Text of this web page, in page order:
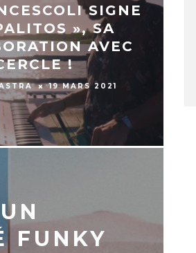
SIGNE
», SA
AVEC
!
19 MARS 2021
FUNKY